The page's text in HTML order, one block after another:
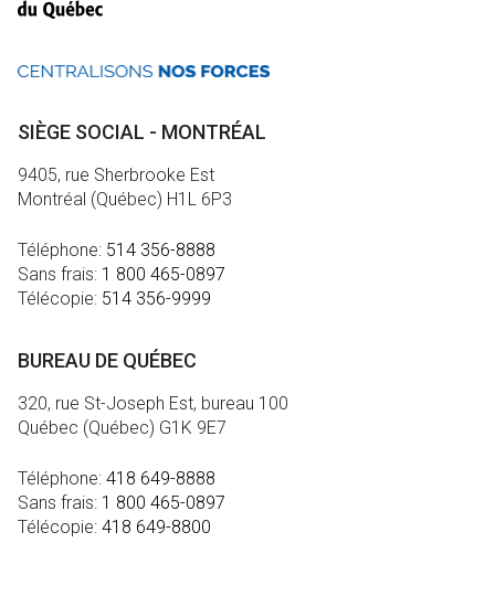
SIÈGE SOCIAL - MONTRÉAL
9405, rue Sherbrooke Est
Montréal (Québec) H1L 6P3
Téléphone: 514 356-8888
Sans frais: 1 800 465-0897
Télécopie: 514 356-9999
BUREAU DE QUÉBEC
320, rue St-Joseph Est, bureau 100
Québec (Québec) G1K 9E7
Téléphone: 418 649-8888
Sans frais: 1 800 465-0897
Télécopie: 418 649-8800